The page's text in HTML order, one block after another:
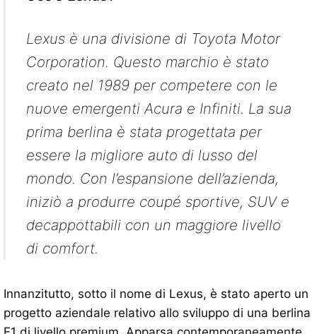
Lexus è una divisione di Toyota Motor
Corporation. Questo marchio è stato
creato nel 1989 per competere con le
nuove emergenti Acura e Infiniti. La sua
prima berlina è stata progettata per
essere la migliore auto di lusso del
mondo. Con l’espansione dell’azienda,
iniziò a produrre coupé sportive, SUV e
decappottabili con un maggiore livello
di comfort.
Innanzitutto, sotto il nome di Lexus, è stato aperto un
progetto aziendale relativo allo sviluppo di una berlina